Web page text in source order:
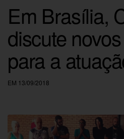
Em Brasília,
discute
para a
EM 13/09/2018